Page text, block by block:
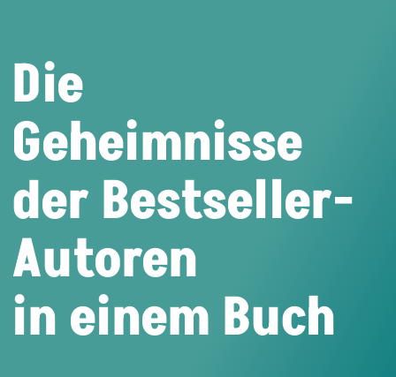
Die
Geheimnisse
der Bestseller-
Autoren
in einem Buch